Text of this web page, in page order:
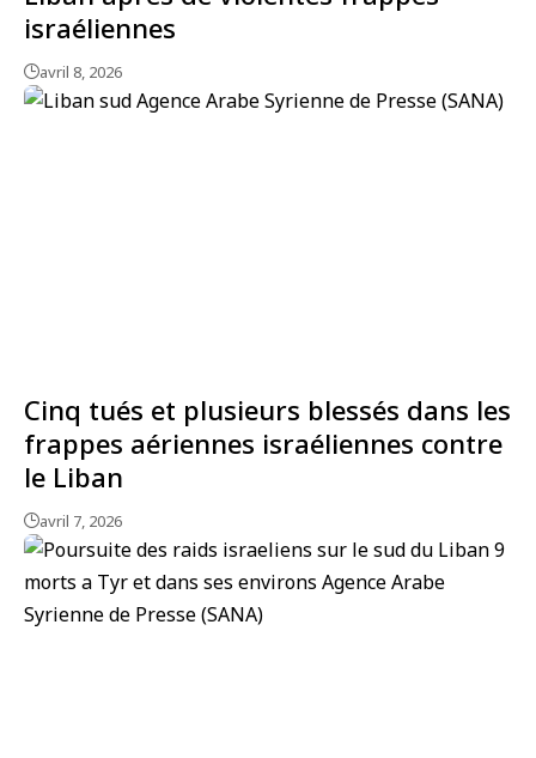
israéliennes
avril 8, 2026
Cinq tués et plusieurs blessés dans les
frappes aériennes israéliennes contre
le Liban
avril 7, 2026